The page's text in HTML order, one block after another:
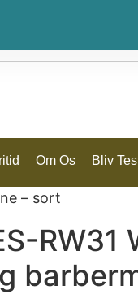
Om Os Bliv
– sort
RW31